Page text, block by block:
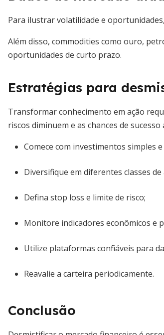
Para ilustrar volatilidade e
Além disso, commodities como ouro,
oportunidades de curto prazo.
Estratégias para
Transformar conhecimento em ação
riscos diminuem e as chances de sucesso
Comece com investimentos simples
Diversifique em diferentes classes de
Defina stop loss e limite de risco;
Monitore indicadores econômicos e
Utilize plataformas confiáveis para
Reavalie a carteira periodicamente.
Conclusão